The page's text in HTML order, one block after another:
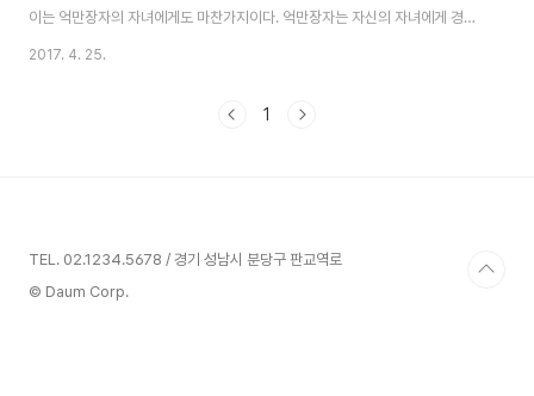
이는 억만장자의 자녀에게도 마찬가지이다. 억만장자는 자신의 자녀에게 경제
적인 제한없이 그들이 하고 싶은 것은 무엇이라도 해 줄 수 있다. 그런데 세계적
트폰 이용을 14세 이후부터만 허락한다고 한다. 아이부터 어른, 어르신까지 폭
2017. 4. 25.
1
TEL. 02.1234.5678 / 경기 성남시 분당구 판교역로
© Daum Corp.